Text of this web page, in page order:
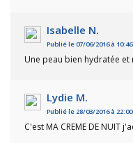
Isabelle N.
Publié le 07/06/2016 à 10:46
Une peau bien hydratée et
Lydie M.
Publié le 28/03/2016 à 22:00
C'est MA CREME DE NUIT